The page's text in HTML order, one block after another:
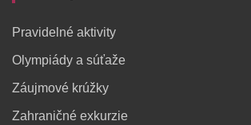
Pravidelné aktivity
Olympiády a súťaže
Záujmové krúžky
Zahraničné exkurzie